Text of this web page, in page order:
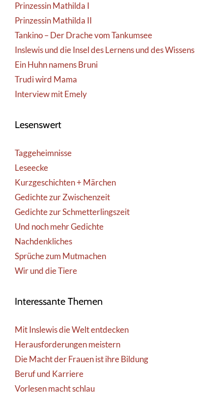
Prinzessin Mathilda I
Prinzessin Mathilda II
Tankino – Der Drache vom Tankumsee
Inslewis und die Insel des Lernens und des Wissens
Ein Huhn namens Bruni
Trudi wird Mama
Interview mit Emely
Lesenswert
Taggeheimnisse
Leseecke
Kurzgeschichten + Märchen
Gedichte zur Zwischenzeit
Gedichte zur Schmetterlingszeit
Und noch mehr Gedichte
Nachdenkliches
Sprüche zum Mutmachen
Wir und die Tiere
Interessante Themen
Mit Inslewis die Welt entdecken
Herausforderungen meistern
Die Macht der Frauen ist ihre Bildung
Beruf und Karriere
Vorlesen macht schlau